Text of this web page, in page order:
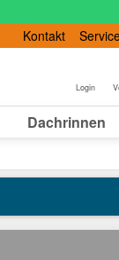
Kontakt
Login
Dachrinnen